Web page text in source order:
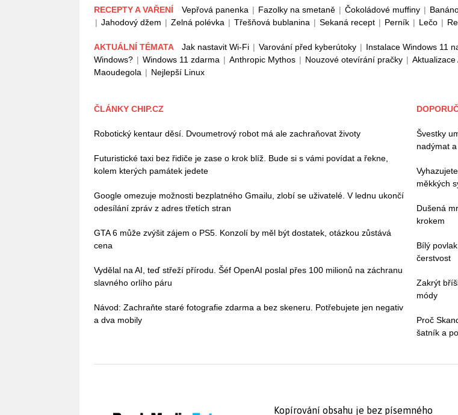
RECEPTY A VAŘENÍ Vepřová panenka | Fazolky na smetaně | Čokoládové muffiny |
| Jahodový džem | Zelná polévka | Třešňová bublanina | Sekaná recept | Perník | Lečo |
AKTUÁLNÍ TÉMATA Jak nastavit Wi-Fi | Varování před kyberútoky | Instalace Windows 11
Windows? | Windows 11 zdarma | Anthropic Mythos | Nouzové otevírání pračky |
Maoudegola | Nejlepší Linux
ČLÁNKY CHIP.CZ
Robotický kentaur děsí. Dvoumetrový robot má ale zachraňovat životy
Futuristické taxi bez řidiče je zase o krok blíž. Bude si s vámi povídat a řekne,
kolem kterých památek jedete
Google omezuje možnosti bezplatného Gmailu, zlobí se uživatelé. V lednu ukončí
odesílání zpráv z adres třetích stran
GTA 6 může zvýšit zájem o PS5. Konzolí by měl být dostatek, otázkou zůstává
cena
Vydělal na AI, teď střeží přírodu. Šéf OpenAI poslal přes 100 milionů na záchranu
slavného orlího páru
Návod: Zachraňte staré fotografie zdarma a bez skeneru. Potřebujete jen negativ
a dva mobily
Švestky
nadýmat
měkkých
Dušená
krokem
Bílý
čerstvost
Zakrýt
módy
Proč
šatník a
Kopírování obsahu je bez písemného